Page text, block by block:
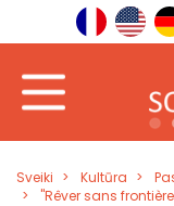
Sveiki Kultūra
"Rêver sans